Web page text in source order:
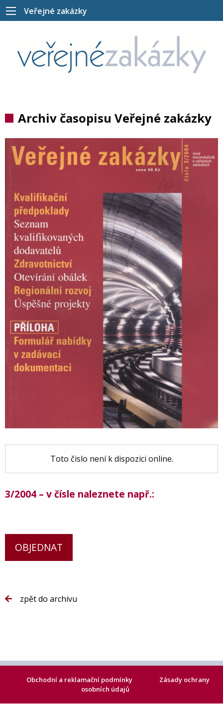
Veřejné zakázky
Archiv časopisu Veřejné zakázky
Toto čislo není k dispozici online.
3/2004 – v čísle naleznete např.:
OBJEDNAT
zpět do archivu
Obchodní a reklamační podmínky
Zásady ochrany
osobních údajů